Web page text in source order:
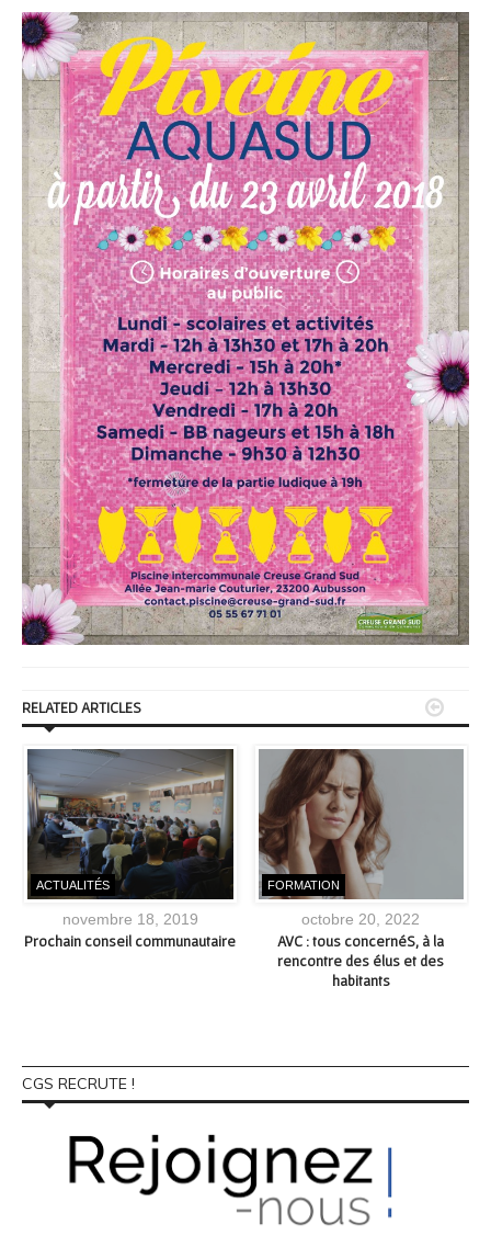
RELATED ARTICLES
ACTUALITÉS
novembre 18, 2019
Prochain conseil communautaire
FORMATION
octobre 20, 2022
AVC : tous concernéS, à la
rencontre des élus et des
habitants

CGS RECRUTE !